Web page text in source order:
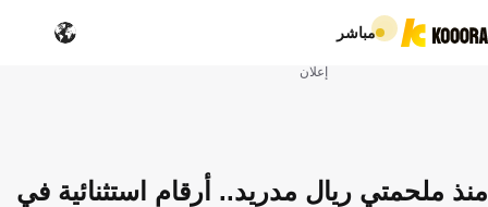
مباشر
إعلان
منذ ملحمتي ريال مدريد.. أرقام استثنائية في